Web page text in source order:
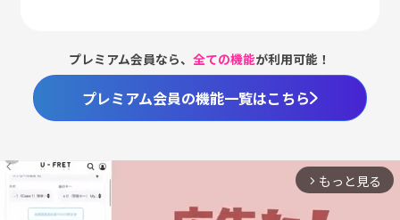
プレミアム会員なら、全ての機能が利用可能！
プレミアム会員の機能一覧はこちら
arrow_forward_ios もっと見る